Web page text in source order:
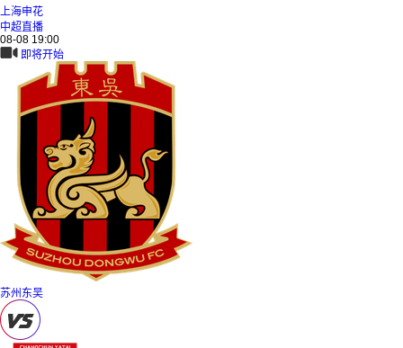
上海申花
中超直播
08-08 19:00
即将开始
苏州东吴